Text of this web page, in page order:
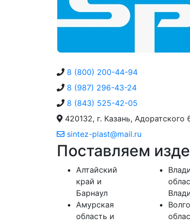
8 (800) 200-44-94
8 (987) 296-43-24
8 (843) 525-42-05
420132, г. Казань, Адоратского
sintez-plast@mail.ru
Поставляем
Алтайский
край и
Барнаул
Амурская
область и